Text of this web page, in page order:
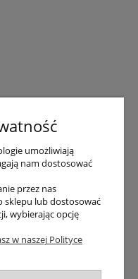
umożliwiają
nam dostosować
przez nas
sklepu lub dostosować
wybierając opcję
w naszej Polityce